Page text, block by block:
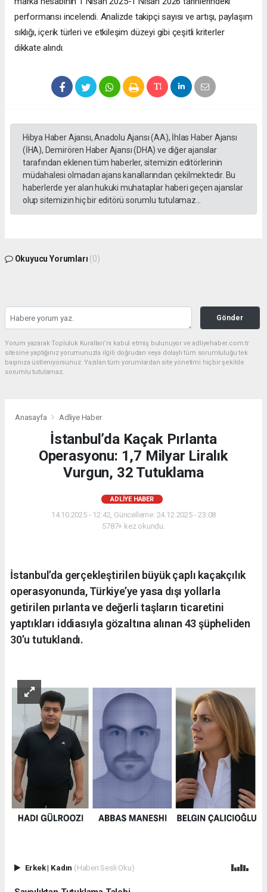
performansı incelendi. Analizde takipçi sayısı ve artışı, paylaşım
sıklığı, içerik türleri ve etkileşim düzeyi gibi çeşitli kriterler
dikkate alındı.
Hibya Haber Ajansı, Anadolu Ajansı (AA), İhlas Haber Ajansı
(İHA), Demirören Haber Ajansı (DHA) ve diğer ajanslar
tarafından eklenen tüm haberler, sitemizin editörlerinin
müdahalesi olmadan ajans kanallarından çekilmektedir. Bu
haberlerde yer alan hukuki muhataplar haberi geçen ajanslar
olup sitemizin hiç bir editörü sorumlu tutulamaz...
Okuyucu Yorumları (0)
Gönder
Yorum yazarak Topluluk Kuralları’nı kabul etmiş bulunuyor ve adliyehaber.com.tr
sitesine yaptığınız yorumunuzla ilgili doğrudan veya dolaylı tüm sorumluluğu tek
başınıza üstleniyorsunuz. Yazılan tüm yorumlardan site yönetimi hiçbir şekilde
sorumlu tutulamaz.
Anasayfa Adliye Haber
İstanbul’da Kaçak Pırlanta
Operasyonu: 1,7 Milyar Liralık
Vurgun, 32 Tutuklama
ADLIYE HABER
14.10.2025 - 12:42, Güncelleme: 24.12.2025 - 23:08
5787+ kez okundu.
İstanbul’da gerçekleştirilen büyük çaplı kaçakçılık
operasyonunda, Türkiye’ye yasa dışı yollarla
getirilen pırlanta ve değerli taşların ticaretini
yaptıkları iddiasıyla gözaltına alınan 43 şüpheliden
30’u tutuklandı.
Erkek| Kadın (Haberi Sesli Oku)